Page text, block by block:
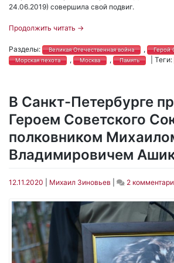
24.06.2019) совершила свой подвиг.
Продолжить читать →
Разделы: Великая Отечественная война , Герой
Морская пехота , Москва , Память Теги:
В Санкт-Петербурге
Героем Советского
полковником
Владимировичем
12.11.2020 Михаил Зиновьев 2